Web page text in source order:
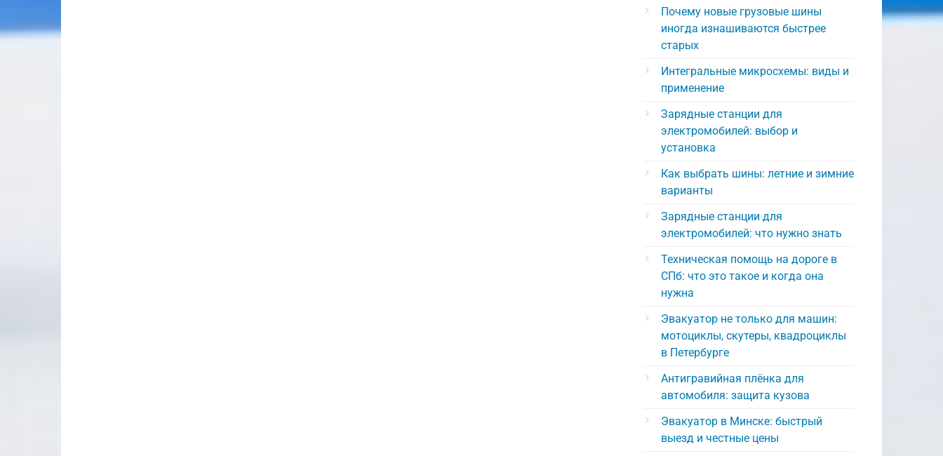
Почему новые грузовые шины
иногда изнашиваются быстрее
старых
Интегральные микросхемы: виды и
применение
Зарядные станции для
электромобилей: выбор и
установка
Как выбрать шины: летние и зимние
варианты
Зарядные станции для
электромобилей: что нужно знать
Техническая помощь на дороге в
СПб: что это такое и когда она
нужна
Эвакуатор не только для машин:
мотоциклы, скутеры, квадроциклы
в Петербурге
Антигравийная плёнка для
автомобиля: защита кузова
Эвакуатор в Минске: быстрый
выезд и честные цены